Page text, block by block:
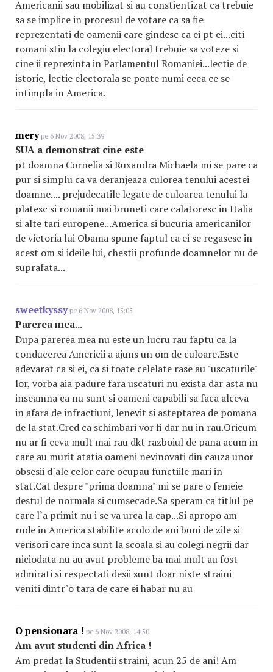
Americanii sau mobilizat si au constientizat ca trebuie
sa se implice in procesul de votare ca sa fie
reprezentati de oamenii care gindesc ca ei pt ei...citi
romani stiu la colegiu electoral trebuie sa voteze si
cine ii reprezinta in Parlamentul Romaniei...lectie de
istorie, lectie electorala se poate numi ceea ce se
intimpla in America.
merype 6 Nov 2008, 15:39
SUA a demonstrat cine este
pt doamna Cornelia si Ruxandra Michaela mi se pare ca
pur si simplu ca va deranjeaza culorea tenului acestei
doamne.... prejudecatile legate de culoarea tenului la
platesc si romanii mai bruneti care calatoresc in Italia
si alte tari europene...America si bucuria americanilor
de victoria lui Obama spune faptul ca ei se regasesc in
acest om si ideile lui, chestii profunde doamnelor nu de
suprafata...
sweetkyssype 6 Nov 2008, 15:05
Parerea mea...
Dupa parerea mea nu este un lucru rau faptu ca la
conducerea Americii a ajuns un om de culoare.Este
adevarat ca si ei, ca si toate celelate rase au "uscaturile"
lor, vorba aia padure fara uscaturi nu exista dar asta nu
inseamna ca nu sunt si oameni capabili sa faca alceva
in afara de infractiuni, lenevit si asteptarea de pomana
de la stat.Cred ca schimbari vor fi dar nu in rau.Oricum
nu ar fi ceva mult mai rau dkt razboiul de pana acum in
care au murit atatia oameni nevinovati din cauza unor
obsesii d`ale celor care ocupau functiile mari in
stat.Cat despre "prima doamna" mi se pare o femeie
destul de normala si cumsecade.Sa speram ca titlul pe
care l`a primit nu i se va urca la cap...Si apropo am
rude in America stabilite acolo de ani buni de zile si
verisori care inca sunt la scoala si au colegi negrii dar
niciodata nu au avut probleme ba mai mult au fost
admirati si respectati desii sunt doar niste straini
veniti dintr`o tara de care ei habar nu au
O pensionara ! pe 6 Nov 2008, 14:50
Am avut studenti din Africa !
Am predat la Studentii straini, acun 25 de ani! Am